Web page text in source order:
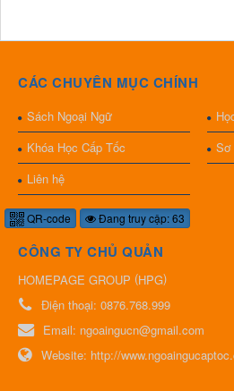
CÁC CHUYÊN MỤC CHÍNH
Sách Ngoại Ngữ
Khóa Học Cấp Tốc
Sơ
Liên hệ
QR-code Đang truy cập: 63
CÔNG TY CHỦ QUẢN
HOMEPAGE GROUP (HPG)
Điện thoại: 0876.768.999
Email: ngoaingucn@gmail.com
Website: http://